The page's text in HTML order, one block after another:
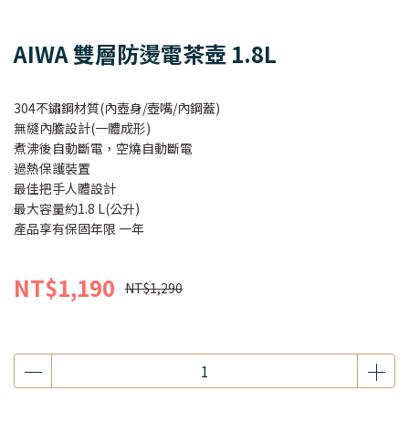
AIWA 雙層防燙電茶壺 1.8L
304不鏽鋼材質(內壺身/壺嘴/內鋼蓋)
無縫內膽設計(一體成形)
煮沸後自動斷電，空燒自動斷電
過熱保護裝置
最佳把手人體設計
最大容量約1.8 L(公升)
產品享有保固年限 一年
NT$1,190 NT$1,290